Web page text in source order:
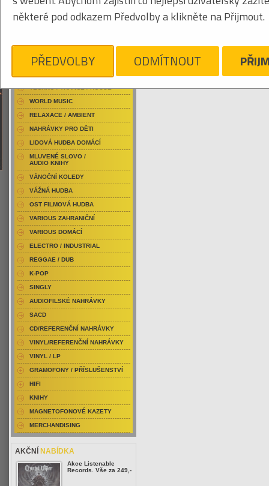
CEPHALIC CARNAGE
Je nám líto, ale pro daný žánr/kategorii
RAP / HIP HOP DOMÁCÍ
RAP / HIP HOP ZAHRANIČNÍ
DVD / HUDBA
PUNK / HARDCORE
TECHNO / TRANCE / HOUSE
WORLD MUSIC
RELAXACE / AMBIENT
NAHRÁVKY PRO DĚTI
LIDOVÁ HUDBA DOMÁCÍ
MLUVENÉ SLOVO /
AUDIO KNIHY
VÁNOČNÍ KOLEDY
VÁŽNÁ HUDBA
OST FILMOVÁ HUDBA
VARIOUS ZAHRANIČNÍ
VARIOUS DOMÁCÍ
ELECTRO / INDUSTRIAL
REGGAE / DUB
K-POP
SINGLY
AUDIOFILSKÉ NAHRÁVKY
SACD
CD/REFERENČNÍ NAHRÁVKY
VINYL/REFERENČNÍ NAHRÁVKY
VINYL / LP
GRAMOFONY / PŘÍSLUŠENSTVÍ
HIFI
KNIHY
MAGNETOFONOVÉ KAZETY
MERCHANDISING
AKČNÍ NABÍDKA
Akce Listenable
Records. Vše za 249,-
některé pod odkazem Předvolby a klikněte na Přijmout.
PŘEDVOLBY ODMÍTNOUT